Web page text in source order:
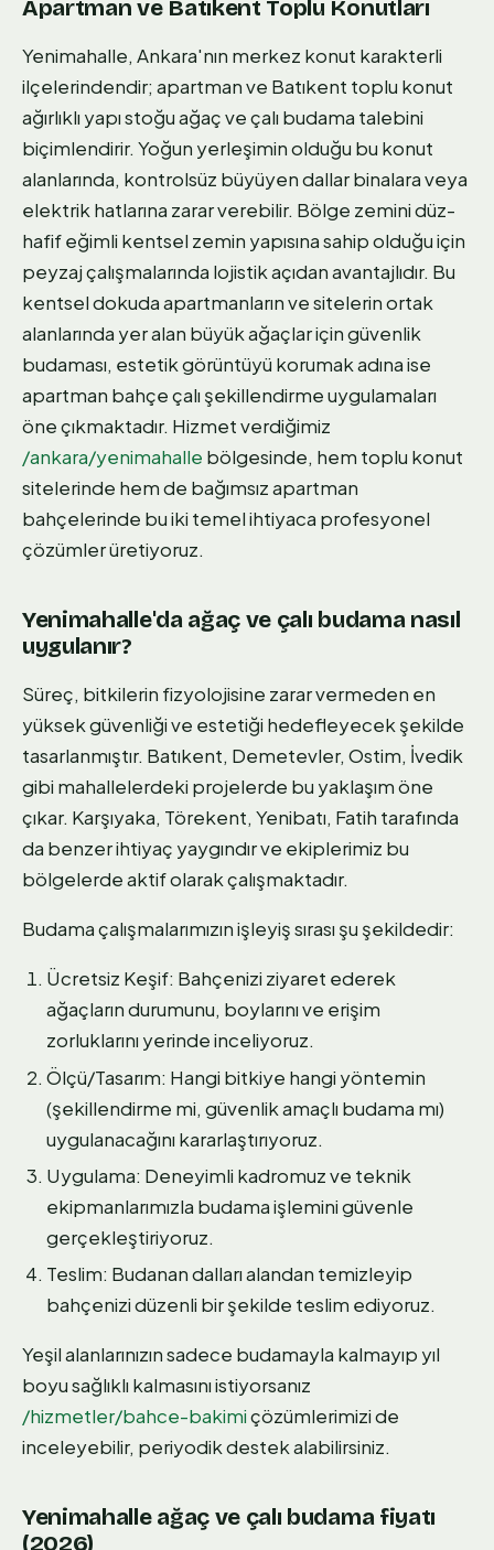
Apartman ve Batıkent Toplu Konutları
Yenimahalle, Ankara'nın merkez konut karakterli
ilçelerindendir; apartman ve Batıkent toplu konut
ağırlıklı yapı stoğu ağaç ve çalı budama talebini
biçimlendirir. Yoğun yerleşimin olduğu bu konut
alanlarında, kontrolsüz büyüyen dallar binalara veya
elektrik hatlarına zarar verebilir. Bölge zemini düz-
hafif eğimli kentsel zemin yapısına sahip olduğu için
peyzaj çalışmalarında lojistik açıdan avantajlıdır. Bu
kentsel dokuda apartmanların ve sitelerin ortak
alanlarında yer alan büyük ağaçlar için güvenlik
budaması, estetik görüntüyü korumak adına ise
apartman bahçe çalı şekillendirme uygulamaları
öne çıkmaktadır. Hizmet verdiğimiz
/ankara/yenimahalle bölgesinde, hem toplu konut
sitelerinde hem de bağımsız apartman
bahçelerinde bu iki temel ihtiyaca profesyonel
çözümler üretiyoruz.
Yenimahalle'da ağaç ve çalı budama nasıl
uygulanır?
Süreç, bitkilerin fizyolojisine zarar vermeden en
yüksek güvenliği ve estetiği hedefleyecek şekilde
tasarlanmıştır. Batıkent, Demetevler, Ostim, İvedik
gibi mahallelerdeki projelerde bu yaklaşım öne
çıkar. Karşıyaka, Törekent, Yenibatı, Fatih tarafında
da benzer ihtiyaç yaygındır ve ekiplerimiz bu
bölgelerde aktif olarak çalışmaktadır.
Budama çalışmalarımızın işleyiş sırası şu şekildedir:
Ücretsiz Keşif: Bahçenizi ziyaret ederek
ağaçların durumunu, boylarını ve erişim
zorluklarını yerinde inceliyoruz.
Ölçü/Tasarım: Hangi bitkiye hangi yöntemin
(şekillendirme mi, güvenlik amaçlı budama mı)
uygulanacağını kararlaştırıyoruz.
Uygulama: Deneyimli kadromuz ve teknik
ekipmanlarımızla budama işlemini güvenle
gerçekleştiriyoruz.
Teslim: Budanan dalları alandan temizleyip
bahçenizi düzenli bir şekilde teslim ediyoruz.
Yeşil alanlarınızın sadece budamayla kalmayıp yıl
boyu sağlıklı kalmasını istiyorsanız
/hizmetler/bahce-bakimiçözümlerimizi de
inceleyebilir, periyodik destek alabilirsiniz.
Yenimahalle ağaç ve çalı budama fiyatı
(2026)